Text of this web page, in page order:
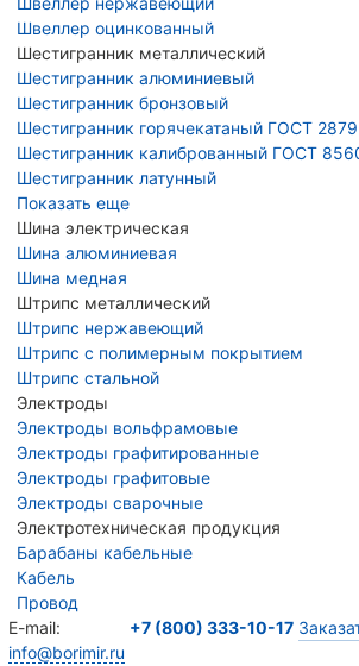
Швеллер оцинкованный
Шестигранник металлический
Шестигранник алюминиевый
Шестигранник бронзовый
Шестигранник горячекатаный ГОСТ
Шестигранник калиброванный ГОСТ
Шестигранник латунный
Показать еще
Шина электрическая
Шина алюминиевая
Шина медная
Штрипс металлический
Штрипс нержавеющий
Штрипс с полимерным покрытием
Штрипс стальной
Электроды
Электроды вольфрамовые
Электроды графитированные
Электроды графитовые
Электроды сварочные
Электротехническая продукция
Барабаны кабельные
Кабель
Провод
E-mail:
info@borimir.ru
+7 (800) 333-10-17